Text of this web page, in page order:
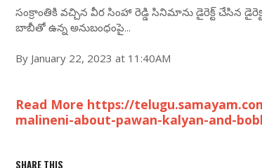
సంక్రాంతికి వ‌చ్చిన‌ వీర సింహా రెడ్డి సినిమాను డైరెక్ట్ చేసిన
బాబీతో ఉన్న అనుబంధంపై...
By January 22, 2023 at 11:40AM
Read More https://
malineni-about-pawan-kalyan-and-
SHARE THIS